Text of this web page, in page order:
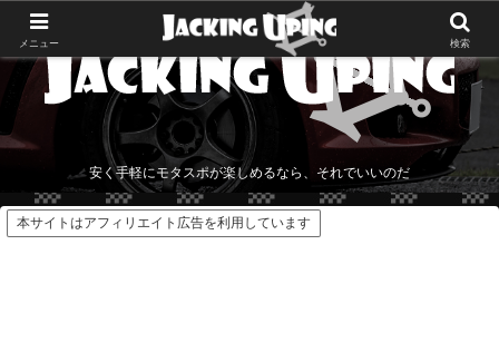
安く手軽にモタスポが楽しめるなら、それでいいのだ
本サイトはアフィリエイト広告を利用しています
メニュー 検索